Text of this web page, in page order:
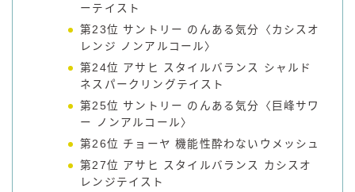
ーテイスト
第23位 サントリー のんある気分〈カシスオ
レンジ ノンアルコール〉
第24位 アサヒ スタイルバランス シャルド
ネスパークリングテイスト
第25位 サントリー のんある気分〈巨峰サワ
ー ノンアルコール〉
第26位 チョーヤ 機能性酔わないウメッシュ
第27位 アサヒ スタイルバランス カシスオ
レンジテイスト